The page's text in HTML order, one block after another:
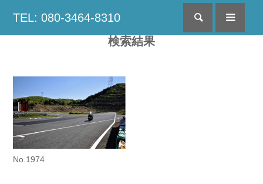
TEL: 080-3464-8310 検索
検索結果
No.1974